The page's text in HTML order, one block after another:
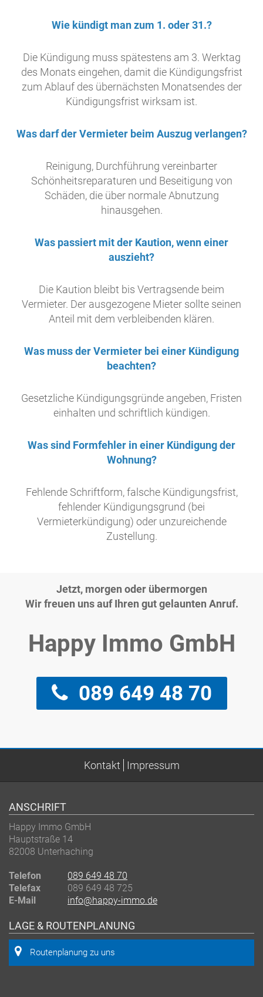
Wie kündigt man zum 1. oder 31.?
Die Kündigung muss spätestens am 3. Werktag
des Monats eingehen, damit die Kündigungsfrist
zum Ablauf des übernächsten Monatsendes der
Kündigungsfrist wirksam ist.
Was darf der Vermieter beim Auszug verlangen?
Reinigung, Durchführung vereinbarter
Schönheitsreparaturen und Beseitigung von
Schäden, die über normale Abnutzung
hinausgehen.
Was passiert mit der Kaution, wenn einer
auszieht?
Die Kaution bleibt bis Vertragsende beim
Vermieter. Der ausgezogene Mieter sollte seinen
Anteil mit dem verbleibenden klären.
Was muss der Vermieter bei einer Kündigung
beachten?
Gesetzliche Kündigungsgründe angeben, Fristen
einhalten und schriftlich kündigen.
Was sind Formfehler in einer Kündigung der
Wohnung?
Fehlende Schriftform, falsche Kündigungsfrist,
fehlender Kündigungsgrund (bei
Vermieterkündigung) oder unzureichende
Zustellung.
Jetzt, morgen oder übermorgen
Wir freuen uns auf Ihren gut gelaunten Anruf.
Happy Immo GmbH
089 649 48 70
Kontakt Impressum
ANSCHRIFT
Happy Immo GmbH
Hauptstraße 14
82008 Unterhaching
Telefon
089 649 48 70
Telefax
089 649 48 725
E-Mail
info@happy-immo.de
LAGE & ROUTENPLANUNG
Routenplanung zu uns